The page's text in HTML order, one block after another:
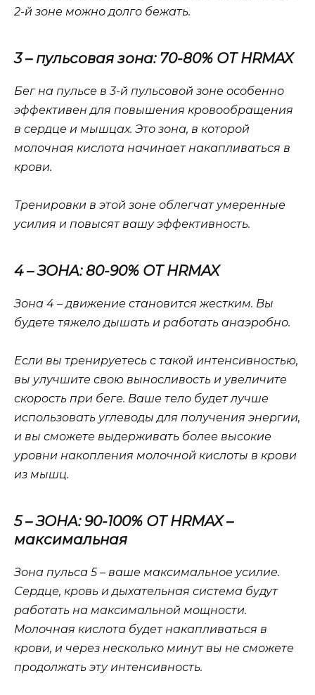
2-й зоне можно долго бежать.
3 – пульсовая зона: 70-80% ОТ HRMAX
Бег на пульсе в 3-й пульсовой зоне особенно
эффективен для повышения кровообращения
в сердце и мышцах. Это зона, в которой
молочная кислота начинает накапливаться в
крови.
Тренировки в этой зоне облегчат умеренные
усилия и повысят вашу эффективность.
4 – ЗОНА: 80-90% ОТ HRMAX
Зона 4 – движение становится жестким. Вы
будете тяжело дышать и работать анаэробно.
Если вы тренируетесь с такой интенсивностью,
вы улучшите свою выносливость и увеличите
скорость при беге. Ваше тело будет лучше
использовать углеводы для получения энергии,
и вы сможете выдерживать более высокие
уровни накопления молочной кислоты в крови
из мышц.
5 – ЗОНА: 90-100% ОТ HRMAX –
максимальная
Зона пульса 5 – ваше максимальное усилие.
Сердце, кровь и дыхательная система будут
работать на максимальной мощности.
Молочная кислота будет накапливаться в
крови, и через несколько минут вы не сможете
продолжать эту интенсивность.